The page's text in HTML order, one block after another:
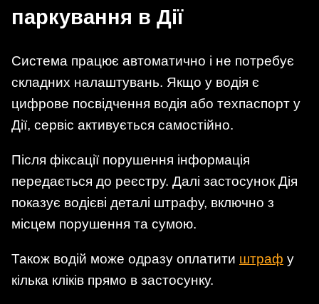
паркування в Дії
Система працює автоматично і не потребує
складних налаштувань. Якщо у водія є
цифрове посвідчення водія або техпаспорт у
Дії, сервіс активується самостійно.
Після фіксації порушення інформація
передається до реєстру. Далі застосунок Дія
показує водієві деталі штрафу, включно з
місцем порушення та сумою.
Також водій може одразу оплатити штраф у
кілька кліків прямо в застосунку.